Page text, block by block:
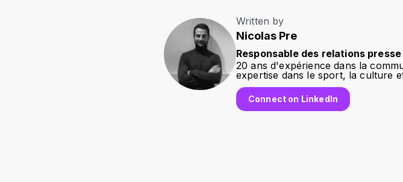
Written by
Nicolas Pre
Responsable des relations
20 ans d'expérience dans la
expertise dans le sport, la culture
Connect on LinkedIn